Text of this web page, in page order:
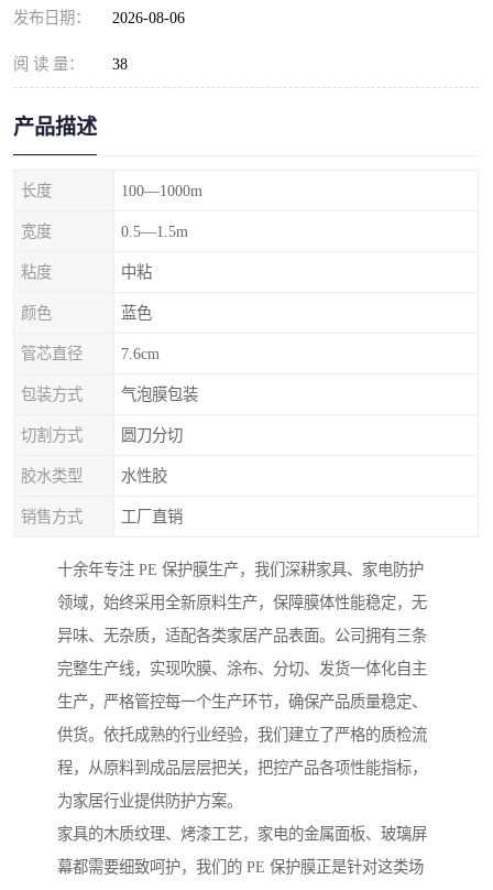
发布日期： 2026-08-06
阅 读 量： 38
产品描述
长度 100—1000m
宽度 0.5—1.5m
粘度 中粘
颜色 蓝色
管芯直径 7.6cm
包装方式 气泡膜包装
切割方式 圆刀分切
胶水类型 水性胶
销售方式 工厂直销
十余年专注 PE 保护膜生产，我们深耕家具、家电防护
领域，始终采用全新原料生产，保障膜体性能稳定，无
异味、无杂质，适配各类家居产品表面。公司拥有三条
完整生产线，实现吹膜、涂布、分切、发货一体化自主
生产，严格管控每一个生产环节，确保产品质量稳定、
供货。依托成熟的行业经验，我们建立了严格的质检流
程，从原料到成品层层把关，把控产品各项性能指标，
为家居行业提供防护方案。
家具的木质纹理、烤漆工艺，家电的金属面板、玻璃屏
幕都需要细致呵护，我们的 PE 保护膜正是针对这类场